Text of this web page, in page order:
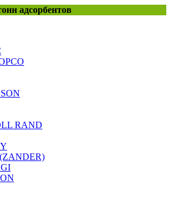
адсорбентов
RAND